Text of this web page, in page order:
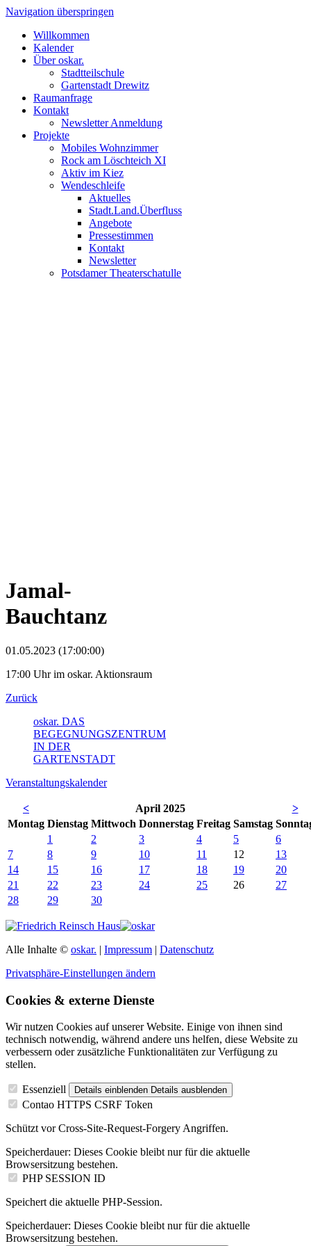
Navigation überspringen
Willkommen
Kalender
Über oskar.
Stadtteilschule
Gartenstadt Drewitz
Raumanfrage
Kontakt
Newsletter Anmeldung
Projekte
Mobiles Wohnzimmer
Rock am Löschteich XI
Aktiv im Kiez
Wendeschleife
Aktuelles
Stadt.Land.Überfluss
Angebote
Pressestimmen
Kontakt
Newsletter
Potsdamer Theaterschatulle
Jamal-
Bauchtanz
01.05.2023 (17:00:00)
17:00 Uhr im oskar. Aktionsraum
Zurück
oskar. DAS
BEGEGNUNGSZENTRUM
IN DER
GARTENSTADT
Veranstaltungskalender
< April 2025
>
Montag Dienstag Mittwoch Donnerstag Freitag Samstag So
1
2 3 4 5
6
7
8 9 10 11 12
13
14
15 16 17 18 19
20
21
22 23 24 25 26
27
28
29 30
Alle Inhalte © oskar. | Impressum | Datenschutz
Privatsphäre-Einstellungen ändern
Cookies & externe Dienste
Wir nutzen Cookies auf unserer Website. Einige von ihnen sind
technisch notwendig, während andere uns helfen, diese Website zu
verbessern oder zusätzliche Funktionalitäten zur Verfügung zu
stellen.
Essenziell Details einblenden Details ausblenden
Contao HTTPS CSRF Token
Schützt vor Cross-Site-Request-Forgery Angriffen.
Speicherdauer: Dieses Cookie bleibt nur für die aktuelle
Browsersitzung bestehen.
PHP SESSION ID
Speichert die aktuelle PHP-Session.
Speicherdauer: Dieses Cookie bleibt nur für die aktuelle
Browsersitzung bestehen.